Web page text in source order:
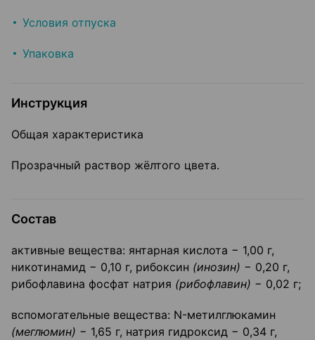
Условия отпуска
Упаковка
Инструкция
Общая характеристика
Прозрачный раствор жёлтого цвета.
Состав
активные вещества: янтарная кислота − 1,00 г,
никотинамид − 0,10 г, рибоксин (инозин) − 0,20 г,
рибофлавина фосфат натрия (рибофлавин) − 0,02 г;
вспомогательные вещества: N-метилглюкамин
(меглюмин) − 1,65 г, натрия гидроксид − 0,34 г,